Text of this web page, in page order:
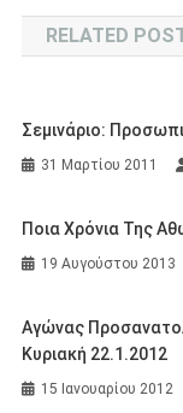
RELATED
Σεμινάριο:
31 Μαρτίου 2011
Ποια Χρόνια Της
19 Αυγούστου 2013
Αγώνας
Κυριακή 22.1.2012
15 Ιανουαρίου 2012